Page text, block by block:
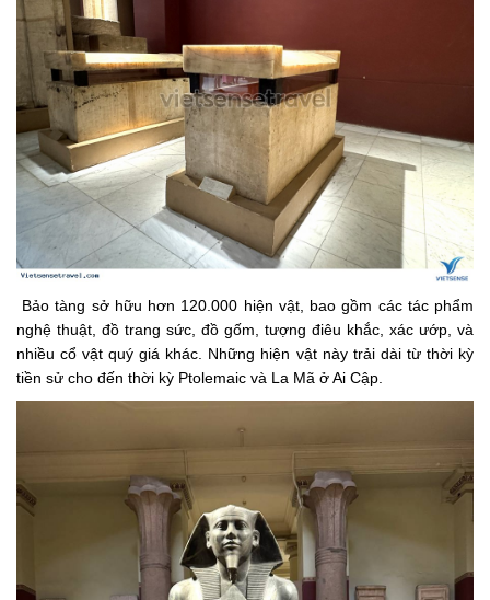
Bảo tàng sở hữu hơn 120.000 hiện vật, bao gồm các tác phẩm
nghệ thuật, đồ trang sức, đồ gốm, tượng điêu khắc, xác ướp, và
nhiều cổ vật quý giá khác. Những hiện vật này trải dài từ thời kỳ
tiền sử cho đến thời kỳ Ptolemaic và La Mã ở Ai Cập.